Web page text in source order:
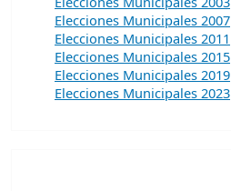
Elecciones Municipales 2007
Elecciones Municipales 2011
Elecciones Municipales 2015
Elecciones Municipales 2019
Elecciones Municipales 2023